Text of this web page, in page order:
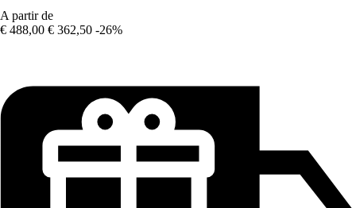
A partir de
€ 488,00 € 362,50 -26%